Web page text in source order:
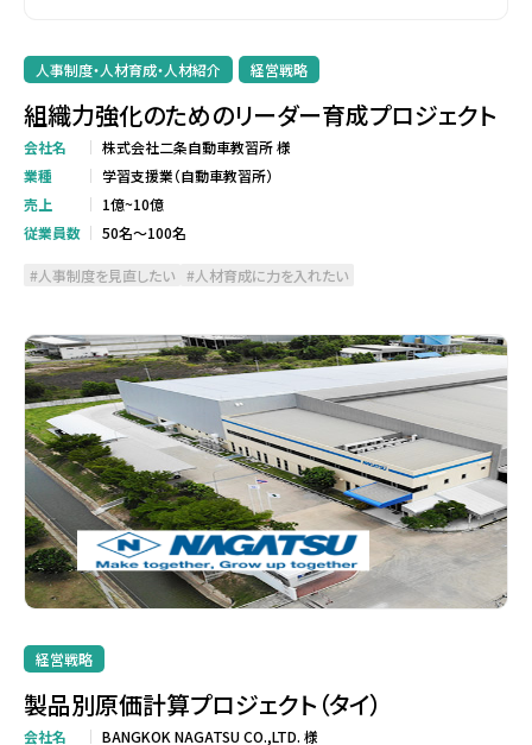
人事制度・人材育成・人材紹介 経営戦略
組織力強化のためのリーダー育成プロジェクト
会社名
株式会社二条自動車教習所 様
業種
学習支援業（自動車教習所）
売上
1億~10億
従業員数
50名～100名
人事制度を見直したい 人材育成に力を入れたい
経営戦略
製品別原価計算プロジェクト（タイ）
会社名 BANGKOK NAGATSU CO.,LTD. 様